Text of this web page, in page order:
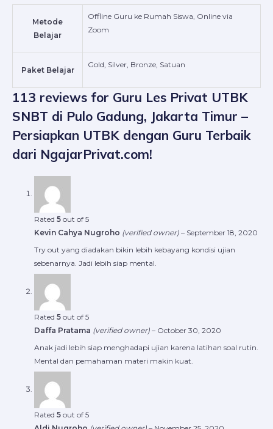
Metode
Belajar
Offline Guru ke Rumah Siswa, Online via
Zoom
Paket Belajar
Gold, Silver, Bronze, Satuan
113 reviews for Guru Les Privat UTBK
SNBT di Pulo Gadung, Jakarta Timur –
Persiapkan UTBK dengan Guru Terbaik
dari NgajarPrivat.com!
Rated 5 out of 5
Kevin Cahya Nugroho (verified owner) – September 18, 2020
Try out yang diadakan bikin lebih kebayang kondisi ujian
sebenarnya. Jadi lebih siap mental.
Rated 5 out of 5
Daffa Pratama (verified owner) – October 30, 2020
Anak jadi lebih siap menghadapi ujian karena latihan soal rutin.
Mental dan pemahaman materi makin kuat.
Rated 5 out of 5